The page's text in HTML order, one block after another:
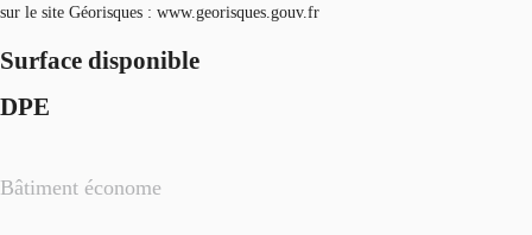
sur le site Géorisques : www.georisques.gouv.fr
Surface disponible
DPE
Bâtiment économe